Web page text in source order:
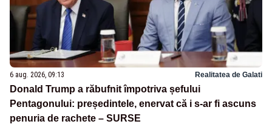
6 aug. 2026, 09:13 Realitatea de Galati
Donald Trump a răbufnit împotriva șefului
Pentagonului: președintele, enervat că i s-ar fi ascuns
penuria de rachete – SURSE